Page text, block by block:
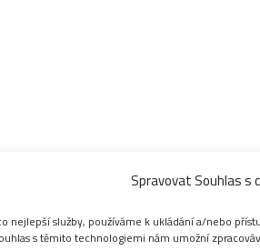
Spravovat Souhlas s
nejlepší služby, používáme k ukládání a/nebo
s těmito technologiemi nám umožní